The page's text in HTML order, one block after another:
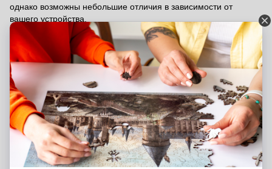
однако возможны небольшие отличия в зависимости от
вашего устройства.
Характеристики
Размер пазла
(см)
XXL - 40х40 см, XL - 34х34 см, L - 30х30 см
Количество
деталей
XXL - 265 деталей, XL - 174 детали, L - 145
деталей
Время сборки
XXL - 3-5 часов сборки, XL - 2-3 часов
сборки, L - 1-2 часов сборки